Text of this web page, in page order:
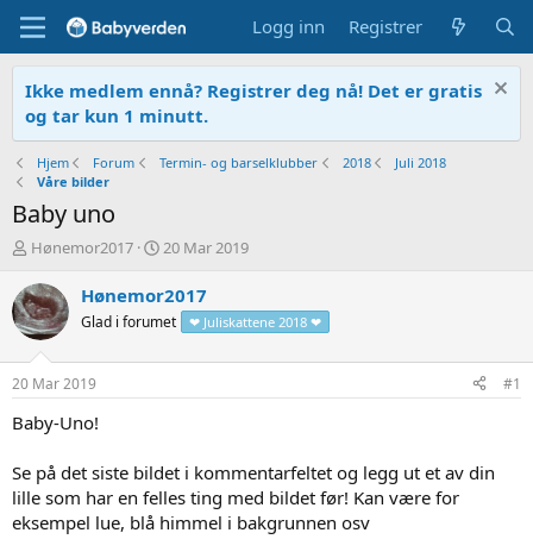
Logg inn Registrer
Ikke medlem ennå? Registrer deg nå! Det er gratis
og tar kun 1 minutt.
Hjem Forum Termin- og barselklubber 2018
Juli 2018
Våre bilder
Baby uno
T
å
d
s
t
a
r
t
Hønemor2017
O
p
e
e
20 Mar 2019
Hønemor2017
Glad i forumet ❤ Juliskattene 2018 ❤
20 Mar 2019 #1
Baby-Uno!
Se på det siste bildet i kommentarfeltet og legg ut et av din
lille som har en felles ting med bildet før! Kan være for
eksempel lue, blå himmel i bakgrunnen osv